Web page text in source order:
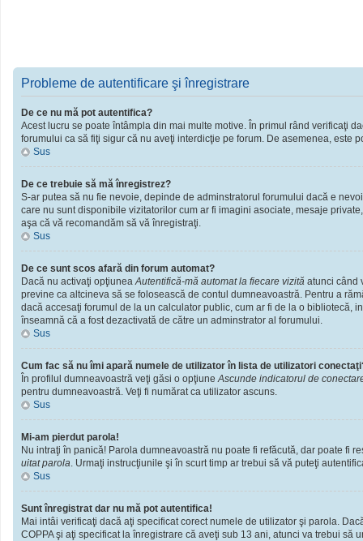
Probleme de autentificare şi înregistrare
De ce nu mă pot autentifica?
Acest lucru se poate întâmpla din mai multe motive. În primul rând verificaţi
forumului ca să fiţi sigur că nu aveţi interdicţie pe forum. De asemenea,
Sus
De ce trebuie să mă înregistrez?
S-ar putea să nu fie nevoie, depinde de adminstratorul forumului dacă e
care nu sunt disponibile vizitatorilor cum ar fi imagini asociate, mesaje
aşa că vă recomandăm să vă înregistraţi.
Sus
De ce sunt scos afară din forum automat?
Dacă nu activaţi opţiuneaAutentifică-mă automat la fiecare vizită atunci când
previne ca altcineva să se folosească de contul dumneavoastră. Pentru a
dacă accesaţi forumul de la un calculator public, cum ar fi de la o bibliotecă,
înseamnă că a fost dezactivată de către un adminstrator al forumului.
Sus
Cum fac să nu îmi apară numele de utilizator în lista de utilizatori
În profilul dumneavoastră veţi găsi o opţiuneAscunde indicatorul de
pentru dumneavoastră. Veţi fi numărat ca utilizator ascuns.
Sus
Mi-am pierdut parola!
Nu intraţi în panică! Parola dumneavoastră nu poate fi refăcută, dar poate fi
uitat parola. Urmaţi instrucţiunile şi în scurt timp ar trebui să vă puteţi
Sus
Sunt înregistrat dar nu mă pot autentifica!
Mai intâi verificaţi dacă aţi specificat corect numele de utilizator şi parola.
COPPA şi aţi specificat la înregistrare că aveţi sub 13 ani, atunci va trebui